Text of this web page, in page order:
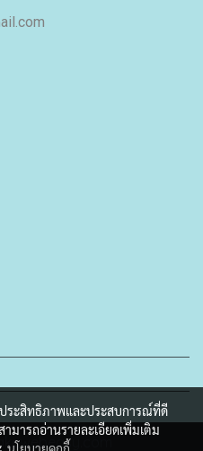
ประสิทธิภาพและประสบการณ์ที่ดี
มารถอ่านรายละเอียดเพิ่มเติม